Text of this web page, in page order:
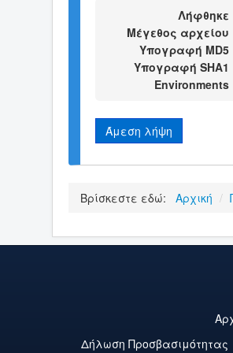
Λήφθηκε
Μέγεθος αρχείου
Υπογραφή MD5
Υπογραφή SHA1
Environments
Άμεση λήψη
Βρίσκεστε εδώ: Αρχική /
Δήλωση Προσβασιμότητας